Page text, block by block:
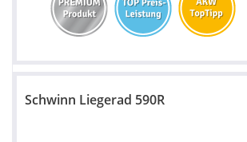
Schwinn Liegerad 590R